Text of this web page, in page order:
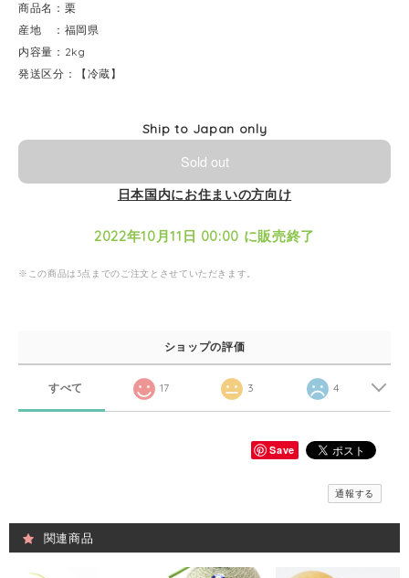
商品名：栗
産地 ：福岡県
内容量：2kg
発送区分：【冷蔵】
Ship to Japan only
Sold out
日本国内にお住まいの方向け
2022年10月11日 00:00 に販売終了
※この商品は3点までのご注文とさせていただきます。
ショップの評価
すべて 17 3 4
Save
通報する
関連商品